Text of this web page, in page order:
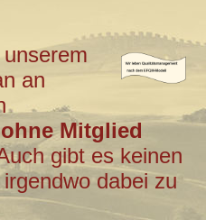
an
ohne Mitglied
gibt es keinen
dabei zu